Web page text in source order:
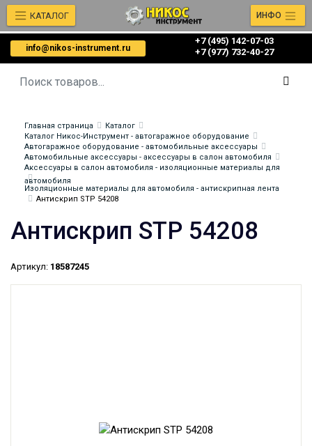
info@nikos-instrument.ru
+7 (495) 142-07-03
‎‎+7 (977) 732-40-27
КАТАЛОГ ИНФО
Главная страница
Каталог
Каталог Никос-Инструмент - автогаражное оборудование
Автогаражное оборудование - автомобильные аксессуары
Автомобильные аксессуары - аксессуары в салон автомобиля
Аксессуары в салон автомобиля - изоляционные материалы для
автомобиля
Изоляционные материалы для автомобиля - антискрипная лента
Антискрип STP 54208
Антискрип STP 54208
Артикул: 18587245